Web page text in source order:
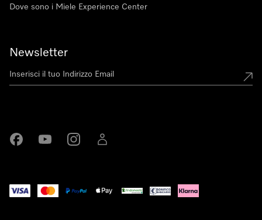
Dove sono i Miele Experience Center
Newsletter